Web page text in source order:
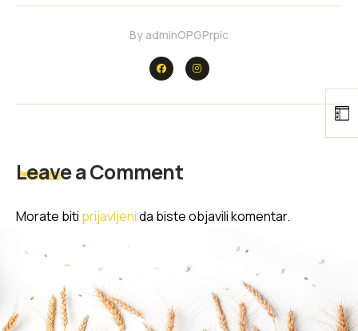
By adminOPGPrpic
Leave a Comment
Morate biti prijavljenida biste objavili komentar.